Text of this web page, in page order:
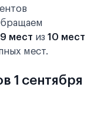
9 мест из 10 мест
мест.
1 сентября